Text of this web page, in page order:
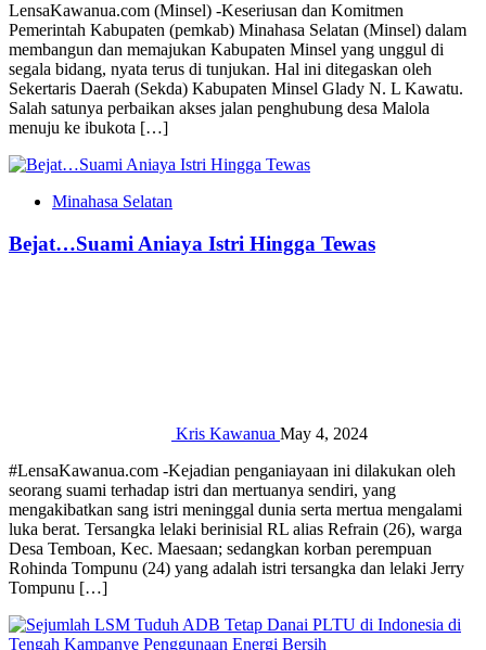
LensaKawanua.com (Minsel) -Keseriusan dan Komitmen
Pemerintah Kabupaten (pemkab) Minahasa Selatan (Minsel) dalam
membangun dan memajukan Kabupaten Minsel yang unggul di
segala bidang, nyata terus di tunjukan. Hal ini ditegaskan oleh
Sekertaris Daerah (Sekda) Kabupaten Minsel Glady N. L Kawatu.
Salah satunya perbaikan akses jalan penghubung desa Malola
menuju ke ibukota […]
Minahasa Selatan
Bejat…Suami Aniaya Istri Hingga Tewas
Kris Kawanua May 4, 2024
#LensaKawanua.com -Kejadian penganiayaan ini dilakukan oleh
seorang suami terhadap istri dan mertuanya sendiri, yang
mengakibatkan sang istri meninggal dunia serta mertua mengalami
luka berat. Tersangka lelaki berinisial RL alias Refrain (26), warga
Desa Temboan, Kec. Maesaan; sedangkan korban perempuan
Rohinda Tompunu (24) yang adalah istri tersangka dan lelaki Jerry
Tompunu […]